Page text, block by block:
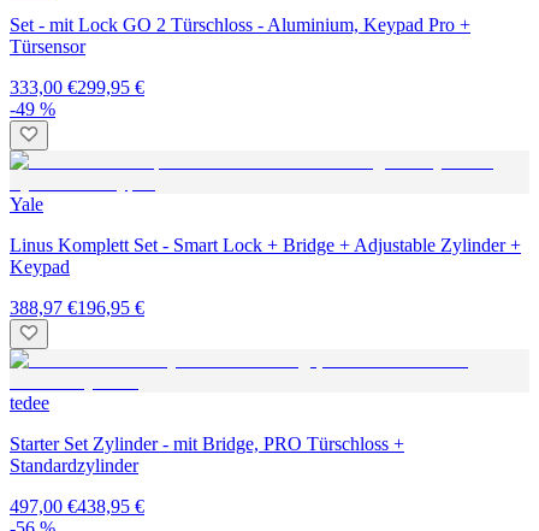
Set - mit Lock GO 2 Türschloss - Aluminium, Keypad Pro +
Türsensor
333,00 €299,95 €
-49 %
Yale
Linus Komplett Set - Smart Lock + Bridge + Adjustable Zylinder +
Keypad
388,97 €196,95 €
tedee
Starter Set Zylinder - mit Bridge, PRO Türschloss +
Standardzylinder
497,00 €438,95 €